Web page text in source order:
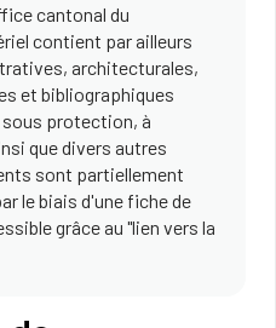
cantonal du
contient par ailleurs
architecturales,
et bibliographiques
protection, à
que divers autres
sont partiellement
le biais d'une fiche de
grâce au "lien vers la